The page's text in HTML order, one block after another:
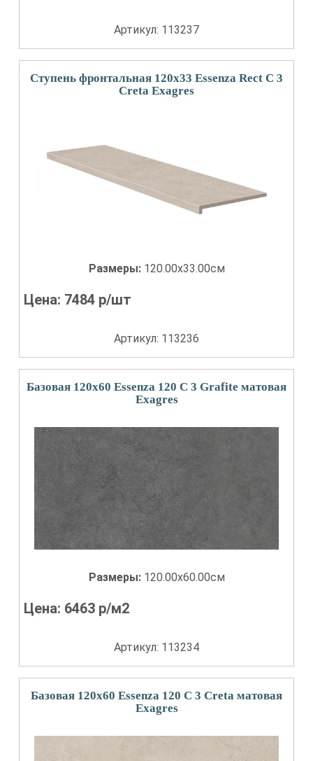
Артикул: 113237
Ступень фронтальная 120x33 Essenza Rect С 3
Creta Exagres
Размеры: 120.00x33.00см
Цена: 7484 р/шт
Артикул: 113236
Базовая 120x60 Essenza 120 С 3 Grafite матовая
Exagres
Размеры: 120.00x60.00см
Цена: 6463 р/м2
Артикул: 113234
Базовая 120x60 Essenza 120 С 3 Creta матовая
Exagres